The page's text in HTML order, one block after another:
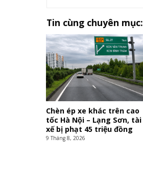
Tin cùng chuyên mục:
Chèn ép xe khác trên cao
tốc Hà Nội – Lạng Sơn, tài
xế bị phạt 45 triệu đồng
9 Tháng 8, 2026